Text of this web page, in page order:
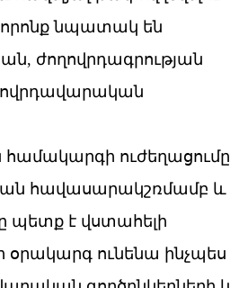
որոնք նպատակ են
ժողովրդագրության
ուժեղացումը
հավասարակշռմամբ և
պետք է վստահելի
ունենա ինչպես